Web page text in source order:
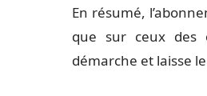
En résumé,
que sur ceux des
démarche et laisse